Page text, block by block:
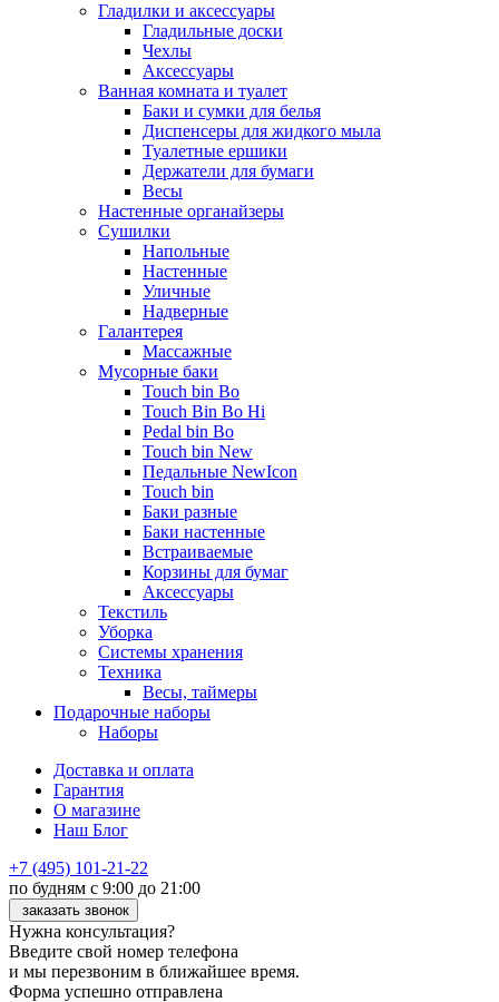
Гладилки и аксессуары
Гладильные доски
Чехлы
Аксессуары
Ванная комната и туалет
Баки и сумки для белья
Диспенсеры для жидкого мыла
Туалетные ершики
Держатели для бумаги
Весы
Настенные органайзеры
Сушилки
Напольные
Настенные
Уличные
Надверные
Галантерея
Массажные
Мусорные баки
Touch bin Bo
Touch Bin Bo Hi
Pedal bin Bo
Touch bin New
Педальные NewIcon
Touch bin
Баки разные
Баки настенные
Встраиваемые
Корзины для бумаг
Аксессуары
Текстиль
Уборка
Системы хранения
Техника
Весы, таймеры
Подарочные наборы
Наборы
Доставка и оплата
Гарантия
О магазине
Наш Блог
+7 (495) 101-21-22
по будням с 9:00 до 21:00
заказать звонок
Нужна консультация?
Введите свой номер телефона
и мы перезвоним в ближайшее время.
Форма успешно отправлена